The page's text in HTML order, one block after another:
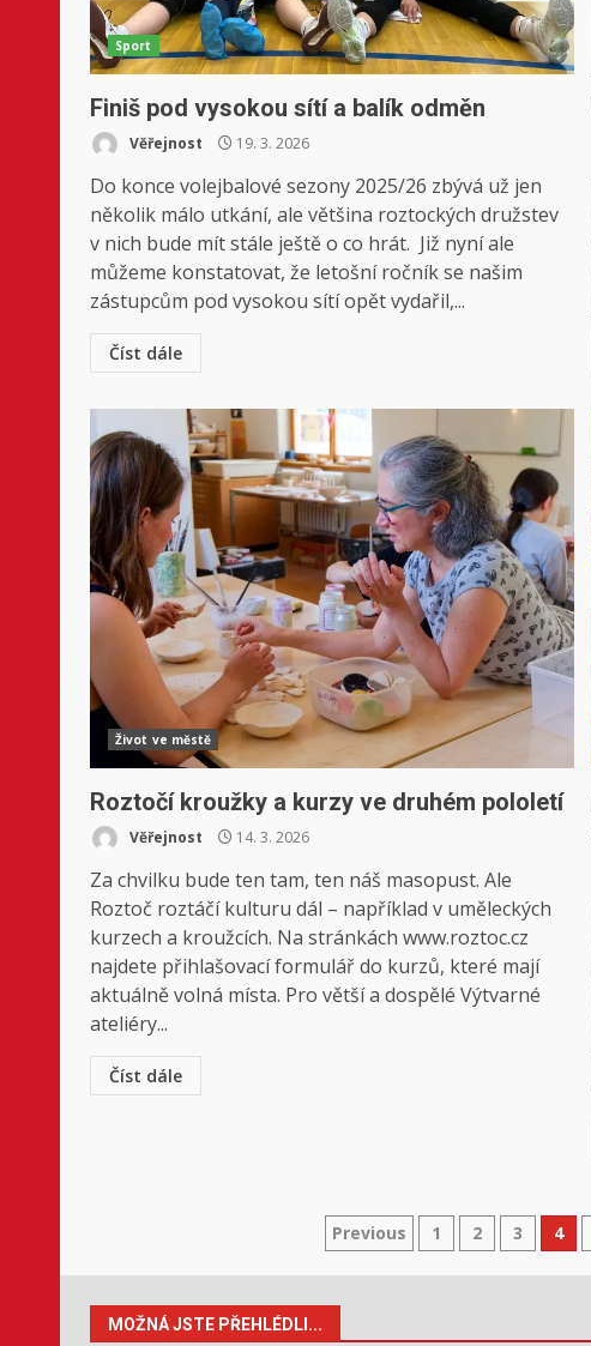
Sport
Finiš pod vysokou sítí a balík odměn
Věřejnost 19. 3. 2026
Do konce volejbalové sezony 2025/26 zbývá už jen
několik málo utkání, ale většina roztockých družstev
v nich bude mít stále ještě o co hrát. Již nyní ale
můžeme konstatovat, že letošní ročník se našim
zástupcům pod vysokou sítí opět vydařil,...
Číst dále
Život ve městě
Roztočí kroužky a kurzy ve druhém pololetí
Věřejnost 14. 3. 2026
Za chvilku bude ten tam, ten náš masopust. Ale
Roztoč roztáčí kulturu dál – například v uměleckých
kurzech a kroužcích. Na stránkách www.roztoc.cz
najdete přihlašovací formulář do kurzů, které mají
aktuálně volná místa. Pro větší a dospělé Výtvarné
ateliéry...
Číst dále
Stránkování
příspěvků
Previous 1 2 3 4
MOŽNÁ JSTE PŘEHLÉDLI...